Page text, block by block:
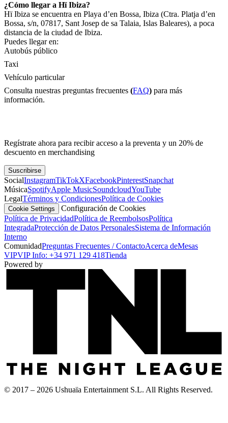
¿Cómo llegar a Hï Ibiza?
Hï Ibiza se encuentra en Playa d’en Bossa, Ibiza (Ctra. Platja d’en
Bossa, s/n, 07817, Sant Josep de sa Talaia, Islas Baleares), a poca
distancia de la ciudad de Ibiza.
Puedes llegar en:
Autobús público
Taxi
Vehículo particular
Consulta nuestras preguntas frecuentes (FAQ) para más
información.
Regístrate ahora para recibir acceso a la preventa y un 20% de
descuento en merchandising
Suscribirse
SocialInstagramTikTokXFacebookPinterestSnapchat
MúsicaSpotifyApple MusicSoundcloudYouTube
LegalTérminos y CondicionesPolítica de Cookies
Cookie Settings
Configuración de Cookies
Política de PrivacidadPolítica de ReembolsosPolítica
IntegradaProtección de Datos PersonalesSistema de Información
Interno
ComunidadPreguntas Frecuentes / ContactoAcerca deMesas
VIPVIP Info: +34 971 129 418Tienda
Powered by
© 2017 – 2026 Ushuaïa Entertainment S.L. All Rights Reserved.